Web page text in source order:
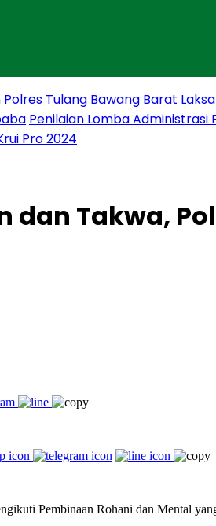
Tulang Bawang Barat
Penilaian Lomba Administrasi
Pro 2024
dan Takwa,